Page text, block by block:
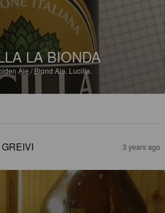
LA BIONDA
Ale / Blond Ale. Lucilla.
GREIVI 3 years ago